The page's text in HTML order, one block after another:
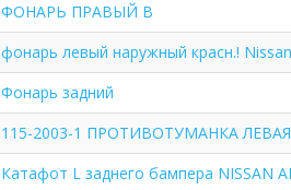
ФОНАРЬ ПРАВЫЙ В
фонарь левый наружный красн.!
Фонарь задний
115-2003-1 ПРОТИВОТУМАНКА ЛЕВАЯ
Катафот L заднего бампера NISSAN